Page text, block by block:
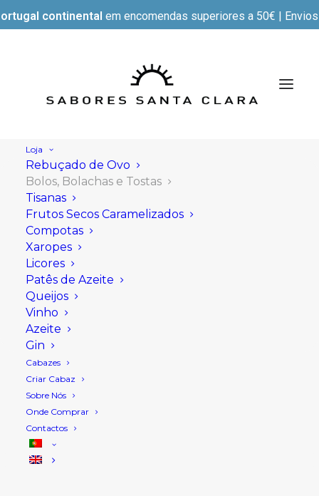
continental em encomendas superiores a 50€ |
Loja
Rebuçado de Ovo
Bolos, Bolachas e Tostas
Tisanas
Frutos Secos Caramelizados
Compotas
Xaropes
Licores
Patês de Azeite
Queijos
Vinho
Azeite
Gin
Cabazes
Criar Cabaz
Sobre Nós
Onde Comprar
Contactos